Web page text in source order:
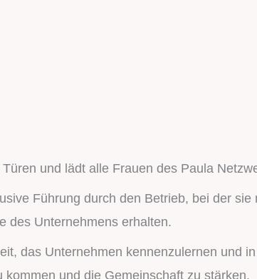
und lädt alle Frauen des Paula
Führung durch den Betrieb, bei der
des Unternehmens erhalten.
das Unternehmen kennenzulernen und
und die Gemeinschaft zu stärken.